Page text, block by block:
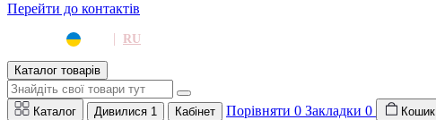
Перейти до контактів
| RU
Каталог товарів
Каталог Дивилися 1 Кабінет Порівняти 0 Закладки 0 Кошик